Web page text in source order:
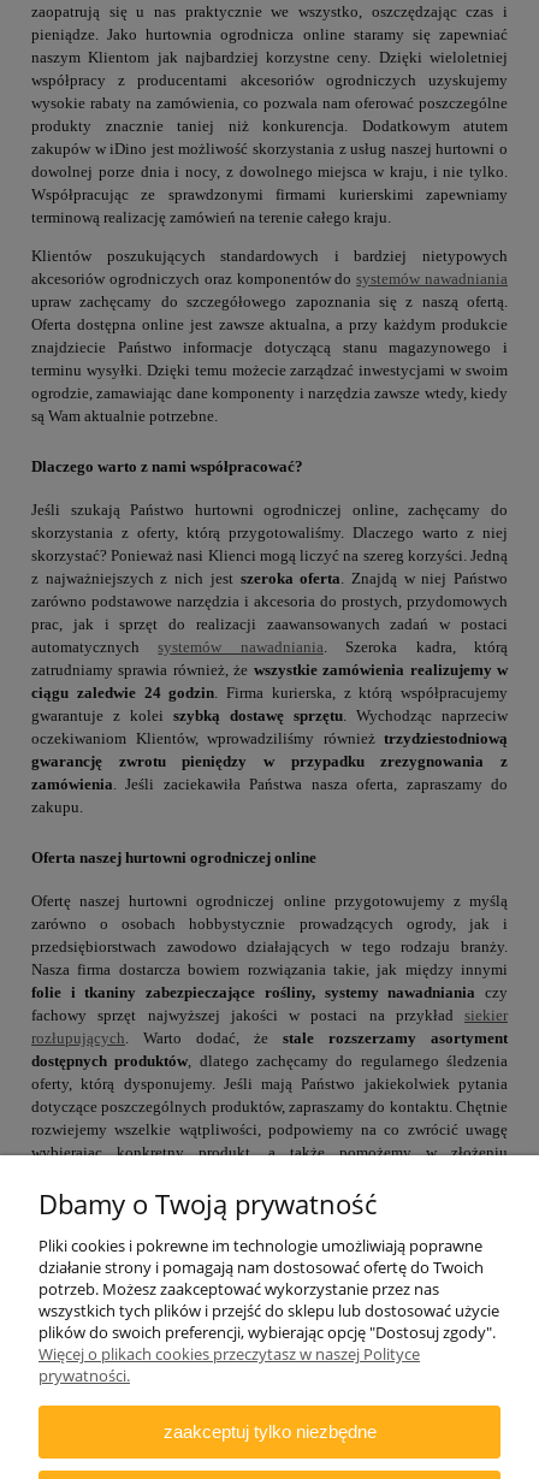
zaopatrują się u nas praktycznie we wszystko, oszczędzając czas i
pieniądze. Jako hurtownia ogrodnicza online staramy się zapewniać
naszym Klientom jak najbardziej korzystne ceny. Dzięki wieloletniej
współpracy z producentami akcesoriów ogrodniczych uzyskujemy
wysokie rabaty na zamówienia, co pozwala nam oferować poszczególne
produkty znacznie taniej niż konkurencja. Dodatkowym atutem
zakupów w iDino jest możliwość skorzystania z usług naszej hurtowni o
dowolnej porze dnia i nocy, z dowolnego miejsca w kraju, i nie tylko.
Współpracując ze sprawdzonymi firmami kurierskimi zapewniamy
terminową realizację zamówień na terenie całego kraju.
Klientów poszukujących standardowych i bardziej nietypowych
akcesoriów ogrodniczych oraz komponentów dosystemów nawadniania
upraw zachęcamy do szczegółowego zapoznania się z naszą ofertą.
Oferta dostępna online jest zawsze aktualna, a przy każdym produkcie
znajdziecie Państwo informacje dotyczącą stanu magazynowego i
terminu wysyłki. Dzięki temu możecie zarządzać inwestycjami w swoim
ogrodzie, zamawiając dane komponenty i narzędzia zawsze wtedy, kiedy
są Wam aktualnie potrzebne.
Dlaczego warto z nami współpracować?
Jeśli szukają Państwo hurtowni ogrodniczej online, zachęcamy do
skorzystania z oferty, którą przygotowaliśmy. Dlaczego warto z niej
skorzystać? Ponieważ nasi Klienci mogą liczyć na szereg korzyści. Jedną
z najważniejszych z nich jest szeroka oferta . Znajdą w niej Państwo
zarówno podstawowe narzędzia i akcesoria do prostych, przydomowych
prac, jak i sprzęt do realizacji zaawansowanych zadań w postaci
automatycznychsystemów nawadniania . Szeroka kadra, którą
zatrudniamy sprawia również, że wszystkie zamówienia realizujemy w
ciągu zaledwie 24 godzin . Firma kurierska, z którą współpracujemy
gwarantuje z kolei szybką dostawę sprzętu . Wychodząc naprzeciw
oczekiwaniom Klientów, wprowadziliśmy również trzydziestodniową
gwarancję zwrotu pieniędzy w przypadku zrezygnowania z
zamówienia . Jeśli zaciekawiła Państwa nasza oferta, zapraszamy do
zakupu.
Oferta naszej hurtowni ogrodniczej online
Ofertę naszej hurtowni ogrodniczej online przygotowujemy z myślą
zarówno o osobach hobbystycznie prowadzących ogrody, jak i
przedsiębiorstwach zawodowo działających w tego rodzaju branży.
Nasza firma dostarcza bowiem rozwiązania takie, jak między innymi
folie i tkaniny zabezpieczające rośliny, systemy nawadniania czy
fachowy sprzęt najwyższej jakości w postaci na przykład siekier
rozłupujących. Warto dodać, że stale rozszerzamy asortyment
dostępnych produktów, dlatego zachęcamy do regularnego śledzenia
oferty, którą dysponujemy. Jeśli mają Państwo jakiekolwiek pytania
dotyczące poszczególnych produktów, zapraszamy do kontaktu. Chętnie
rozwiejemy wszelkie wątpliwości, podpowiemy na co zwrócić uwagę
wybierając konkretny produkt, a także pomożemy w złożeniu
ZAMAWIANIE
DODATKOWE
Dbamy o Twoją prywatność
Pliki cookies i pokrewne im technologie umożliwiają poprawne
działanie strony i pomagają nam dostosować ofertę do Twoich
potrzeb. Możesz zaakceptować wykorzystanie przez nas
wszystkich tych plików i przejść do sklepu lub dostosować użycie
plików do swoich preferencji, wybierając opcję "Dostosuj zgody".
Więcej o plikach cookies przeczytasz w naszej Polityce
prywatności.
zaakceptuj tylko niezbędne